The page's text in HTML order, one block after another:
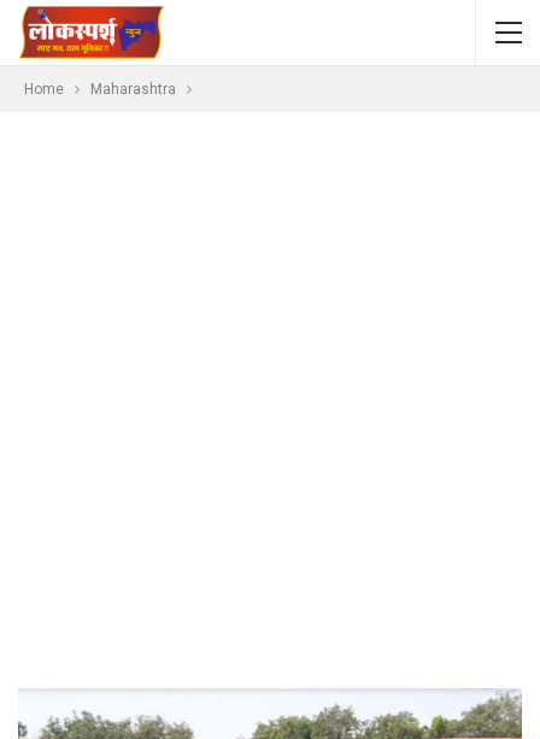
Home Maharashtra